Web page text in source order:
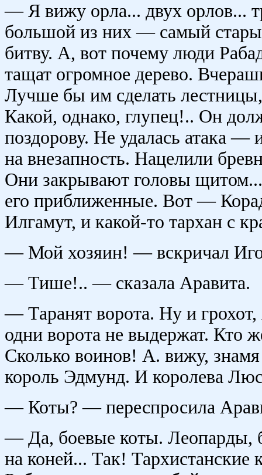
— Я вижу орла... двух орлов...
большой из них — самый
битву. А, вот почему люди
тащат огромное дерево.
Лучше бы им сделать
Какой, однако, глупец!.. Он
поздорову. Не удалась атака —
на внезапность. Нацелили
Они закрывают головы
его приближенные. Вот —
Илгамут, и какой-то тархан с
— Мой хозяин! — вскричал
— Тише!.. — сказала Аравита.
— Таранят ворота. Ну и
одни ворота не выдержат. Кто
Сколько воинов! А. вижу,
король Эдмунд. И королева
— Коты? — переспросила
— Да, боевые коты. Леопарды,
на коней... Так! Тархистанские